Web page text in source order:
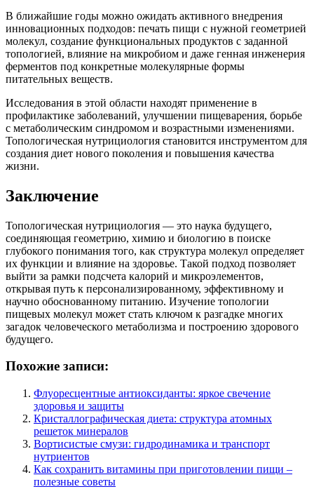
В ближайшие годы можно ожидать активного внедрения
инновационных подходов: печать пищи с нужной геометрией
молекул, создание функциональных продуктов с заданной
топологией, влияние на микробиом и даже генная инженерия
ферментов под конкретные молекулярные формы
питательных веществ.
Исследования в этой области находят применение в
профилактике заболеваний, улучшении пищеварения, борьбе
с метаболическим синдромом и возрастными изменениями.
Топологическая нутрициология становится инструментом для
создания диет нового поколения и повышения качества
жизни.
Заключение
Топологическая нутрициология — это наука будущего,
соединяющая геометрию, химию и биологию в поиске
глубокого понимания того, как структура молекул определяет
их функции и влияние на здоровье. Такой подход позволяет
выйти за рамки подсчета калорий и микроэлементов,
открывая путь к персонализированному, эффективному и
научно обоснованному питанию. Изучение топологии
пищевых молекул может стать ключом к разгадке многих
загадок человеческого метаболизма и построению здорового
будущего.
Похожие записи:
Флуоресцентные антиоксиданты: яркое свечение
здоровья и защиты
Кристаллографическая диета: структура атомных
решеток минералов
Вортисистые смузи: гидродинамика и транспорт
нутриентов
Как сохранить витамины при приготовлении пищи –
полезные советы